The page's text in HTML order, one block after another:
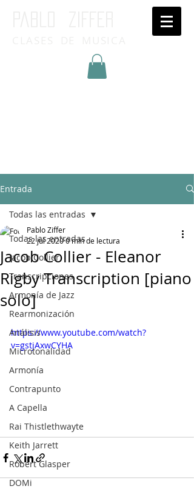
Entrada
Todas las entradas
Jacob Collier
Transcripciones
Armonía de Jazz
Rearmonización
Análisis
Microtonalidad
Armonía
Contrapunto
A Capella
Rai Thistlethwayte
Keith Jarrett
Robert Glasper
DOMi
Todas las entradas
Jacob Collier - Eleanor
Rigby Transcription [piano
solo]
Pablo Ziffer
22 jul 20200 min de lectura
https://www.youtube.com/watch?
v=gstjAxwCYHA